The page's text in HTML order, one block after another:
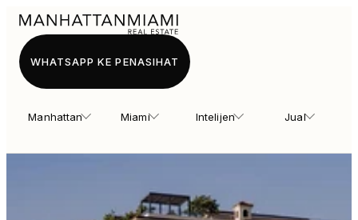
Manhattan Miami Intelijen Jual
WHATSAPP KE PENASIHAT